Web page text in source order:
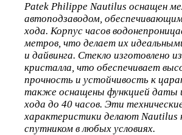
Patek Philippe Nautilus оснащен
автоподзаводом,
хода. Корпус часов
метров, что делает их
и дайвинга. Стекло изготовлено
кристалла, что обеспечивает
прочность и устойчивость к
также оснащены функцией даты
хода до 40 часов. Эти
характеристики делают
спутником в любых условиях.